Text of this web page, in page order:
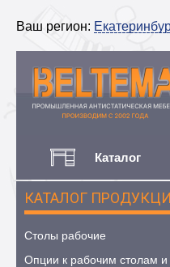
Ваш регион:
Каталог
КАТАЛОГ
Столы рабочие
Опции к рабочим столам и